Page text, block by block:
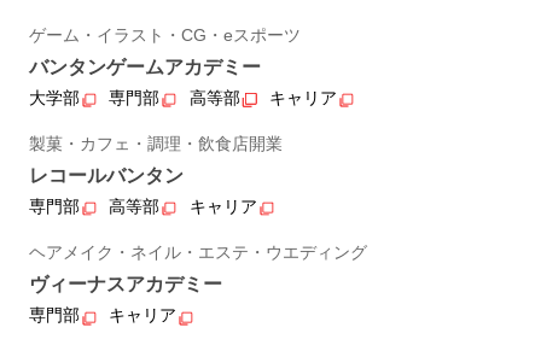
ゲーム・イラスト・CG・eスポーツ
バンタンゲームアカデミー
大学部 専門部 高等部 キャリア
製菓・カフェ・調理・飲食店開業
レコールバンタン
専門部 高等部 キャリア
ヘアメイク・ネイル・エステ・ウエディング
ヴィーナスアカデミー
専門部 キャリア